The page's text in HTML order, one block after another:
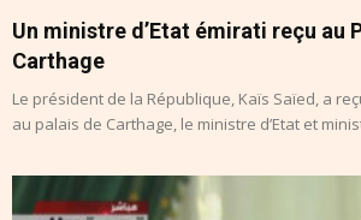
Un ministre d’Etat émirati reçu au
Carthage
Le président de la République, Kaïs Saïed, a
au palais de Carthage, le ministre d’Etat et